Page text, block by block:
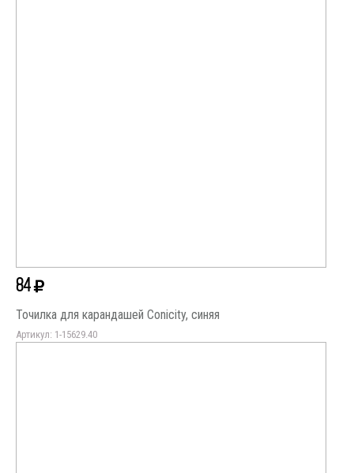
84
Точилка для карандашей Conicity, синяя
Артикул: 1-15629.40